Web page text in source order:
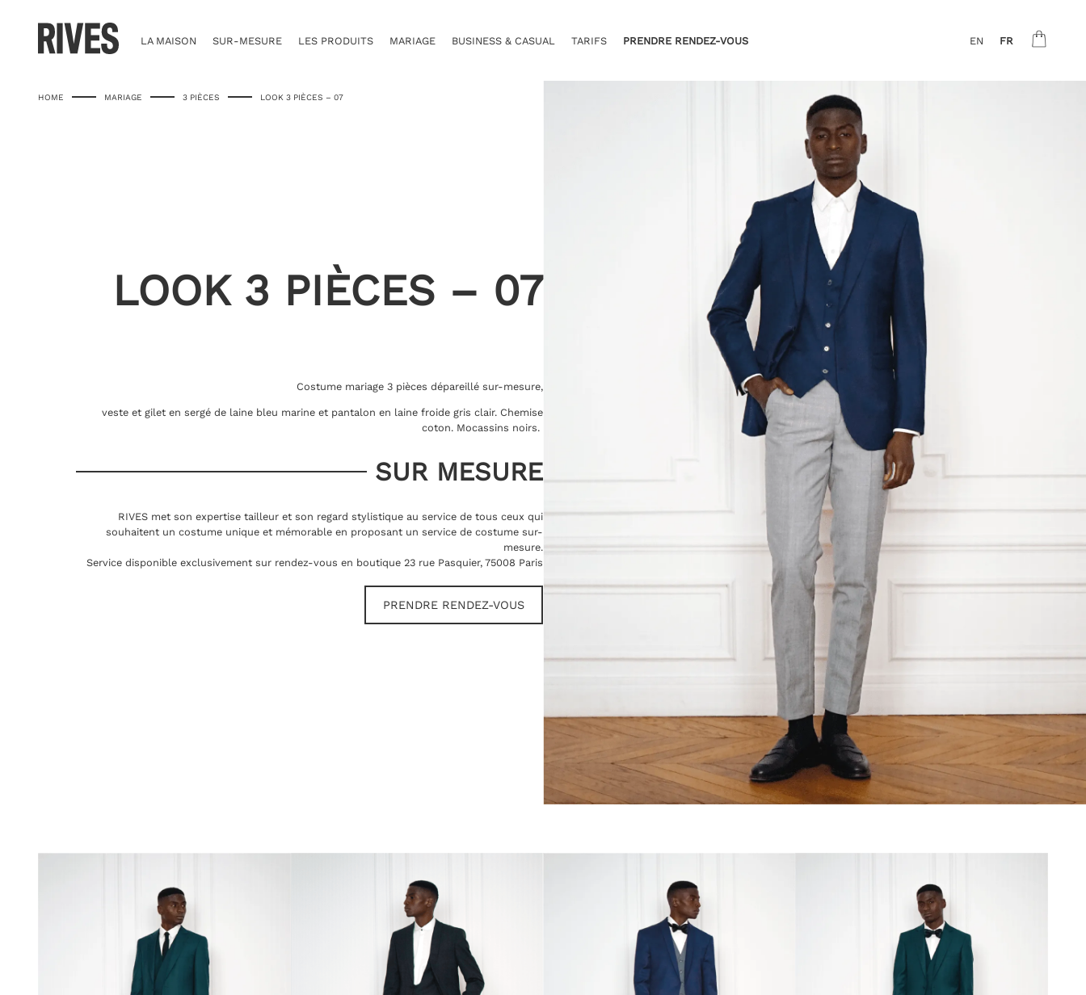
LA MAISON SUR-MESURE LES PRODUITS MARIAGE BUSINESS & CASUAL TARIFS PRENDRE RENDEZ-VOUS EN FR
HOME MARIAGE 3 PIÈCES LOOK 3 PIÈCES – 07
LOOK 3 PIÈCES – 07
Costume mariage 3 pièces dépareillé sur-mesure,
veste et gilet en sergé de laine bleu marine et pantalon en laine froide gris clair. Chemise
coton. Mocassins noirs.
SUR MESURE
RIVES met son expertise tailleur et son regard stylistique au service de tous ceux qui
souhaitent un costume unique et mémorable en proposant un service de costume sur-
mesure.
Service disponible exclusivement sur rendez-vous en boutique 23 rue Pasquier, 75008 Paris
PRENDRE RENDEZ-VOUS